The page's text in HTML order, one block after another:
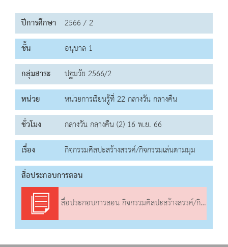
ปีการศึกษา 2566 / 2
ชั้น
อนุบาล 1
กลุ่มสาระ
ปฐมวัย 2566/2
หน่วย
หน่วยการเรียนรู้ที่ 22 กลางวัน กลางคืน
ชั่วโมง
กลางวัน กลางคืน (2) 16 พ.ย. 66
เรื่อง
กิจกรรมศิลปะสร้างสรรค์/กิจกรรมเล่นตามมุม
สื่อประกอบการสอน
สื่อประกอบการสอน กิจกรรมศิลปะสร้างสรรค์/กิจกรรมเล่นตามมุม